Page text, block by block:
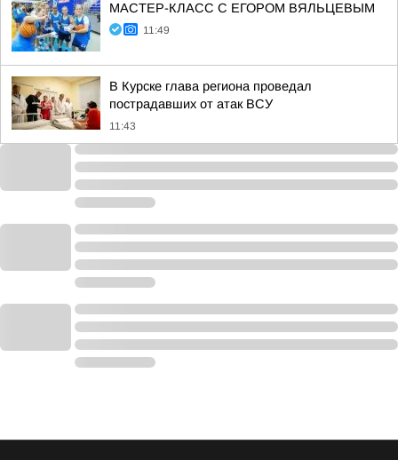
МАСТЕР-КЛАСС С ЕГОРОМ ВЯЛЬЦЕВЫМ
11:49
В Курске глава региона проведал
пострадавших от атак ВСУ
11:43